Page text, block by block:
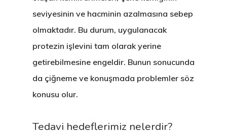
seviyesinin ve hacminin azalmasına sebep
olmaktadır. Bu durum, uygulanacak
protezin işlevini tam olarak yerine
getirebilmesine engeldir. Bunun sonucunda
da çiğneme ve konuşmada problemler söz
konusu olur.
Tedavi hedeflerimiz nelerdir?